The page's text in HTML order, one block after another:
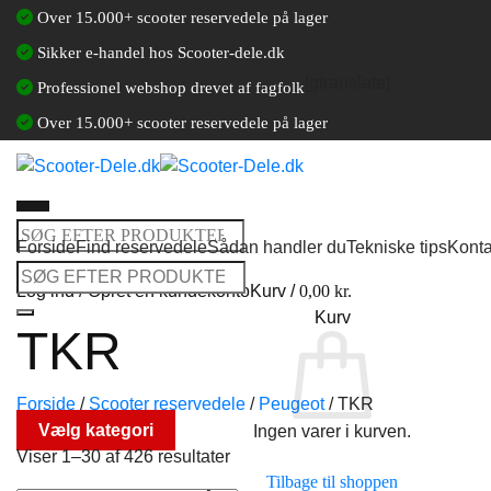
Fortsæt
indhold
Over 15.000+ scooter reservedele på lager
Sikker e-handel hos Scooter-dele.dk
Professionel webshop drevet af fagfolk
Over 15.000+ scooter reservedele på lager
Søg
efter:
Log ind / Opret en kundekontoKurv /0,00 kr.
Kurv
Ingen varer i kurven.
Tilbage til shoppen
ForsideFind reservedeleSådan handler duTekniske tips
Søg
efter:
TKR
Forside / Scooter reservedele / Peugeot /TKR
Vælg kategori
Viser 1–30 af 426 resultater